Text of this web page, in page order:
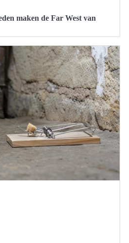
maken de Far West van